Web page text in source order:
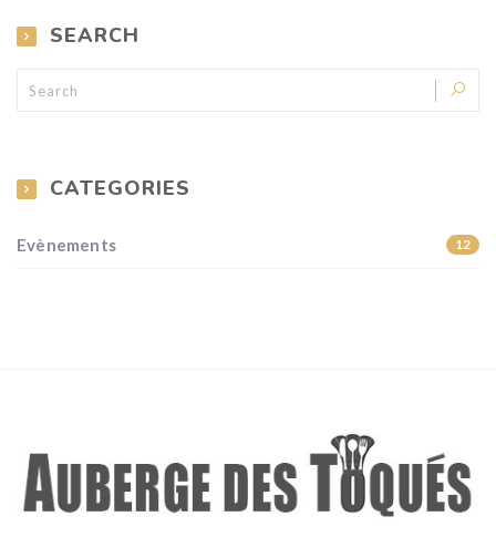
SEARCH
CATEGORIES
Evènements 12